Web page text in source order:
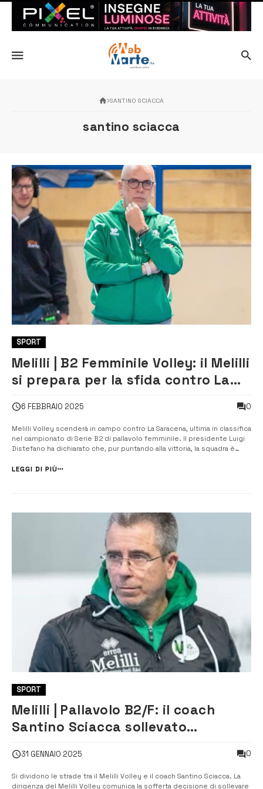
SANTINO SCIACCA
santino sciacca
SPORT
Melilli | B2 Femminile Volley: il Melilli
si prepara per la sfida contro La
6 FEBBRAIO 2025 0
Melilli Volley scenderà in campo contro La Saracena, ultima in classifica
nel campionato di Serie B2 di pallavolo femminile. Il presidente Luigi
Distefano ha dichiarato che, pur puntando alla vittoria, la squadra è
passeggiata”, ha sottolineato, avvertendo della pericolosità della fo...
LEGGI DI PIÙ
SPORT
Melilli | Pallavolo B2/F: il coach
Santino Sciacca sollevato
31 GENNAIO 2025 0
Si dividono le strade tra il Melilli Volley e il coach Santino Sciacca. La
dirigenza del Melilli Volley comunica la sofferta decisione di sollevare